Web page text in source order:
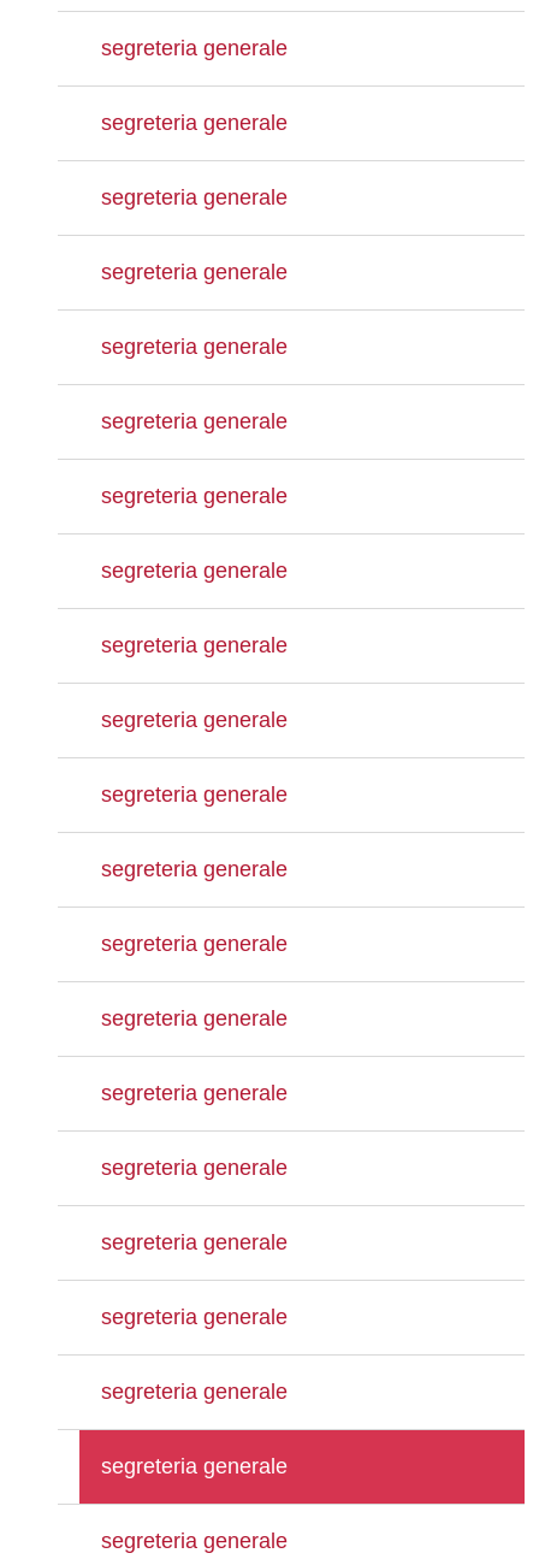
segreteria generale
segreteria generale
segreteria generale
segreteria generale
segreteria generale
segreteria generale
segreteria generale
segreteria generale
segreteria generale
segreteria generale
segreteria generale
segreteria generale
segreteria generale
segreteria generale
segreteria generale
segreteria generale
segreteria generale
segreteria generale
segreteria generale
segreteria generale
segreteria generale